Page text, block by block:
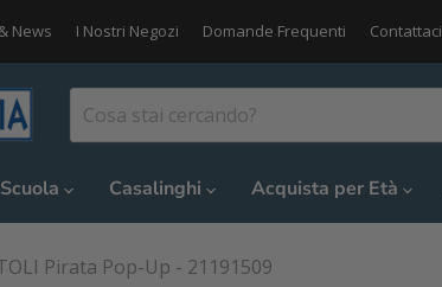
News I Nostri Negozi Domande Frequenti Contattaci
Scuola Casalinghi Acquista per Età
Pirata Pop-Up - 21191509